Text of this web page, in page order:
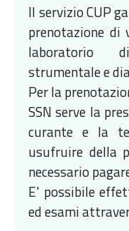
Il servizio CUP
prenotazione di
laboratorio
strumentale e
Per la
SSN serve la
curante e la
usufruire della
necessario
E' possibile
ed esami